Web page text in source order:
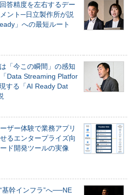
答精度を左右するデー
ント─日立製作所が説
」への最短ルート
「今この瞬間」の感知
Data Streaming Platfor
する「AI Ready Dat
ザー体験で業務アプリ
るエンタープライズ向
ド開発ツールの実像
基幹インフラ”へ──NE